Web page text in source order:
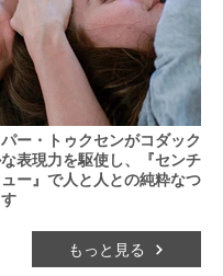
ー・トゥクセンがコダック
表現力を駆使し、『センチ
ー』で人と人との純粋なつ
もっと見る